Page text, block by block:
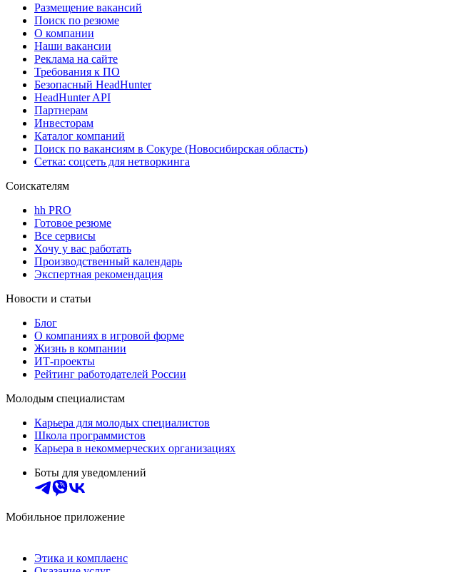
Размещение вакансий
Поиск по резюме
О компании
Наши вакансии
Реклама на сайте
Требования к ПО
Безопасный HeadHunter
HeadHunter API
Партнерам
Инвесторам
Каталог компаний
Поиск по вакансиям в Сокуре (Новосибирская область)
Сетка: соцсеть для нетворкинга
Соискателям
hh PRO
Готовое резюме
Все сервисы
Хочу у вас работать
Производственный календарь
Экспертная рекомендация
Новости и статьи
Блог
О компаниях в игровой форме
Жизнь в компании
ИТ-проекты
Рейтинг работодателей России
Молодым специалистам
Карьера для молодых специалистов
Школа программистов
Карьера в некоммерческих организациях
Боты для уведомлений
Мобильное приложение
Этика и комплаенс